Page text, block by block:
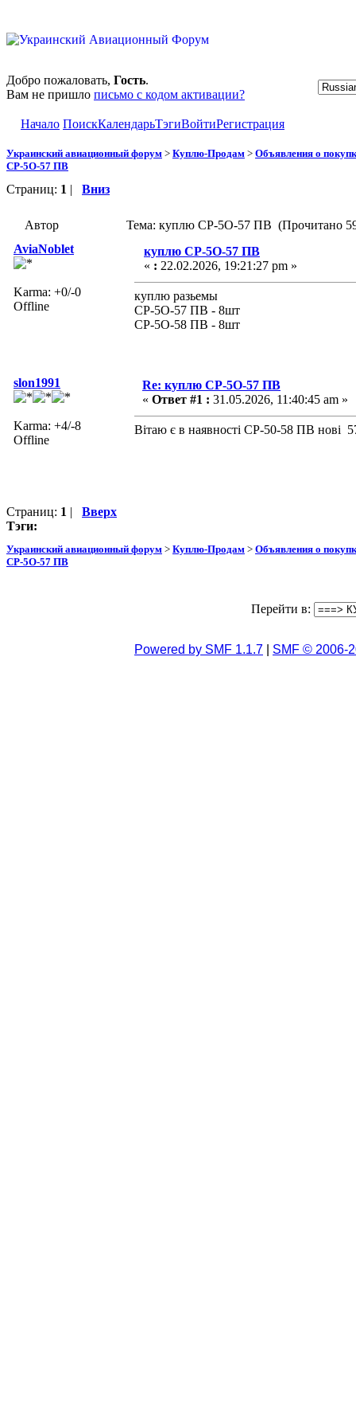
Добро пожаловать, Гость.
Вам не пришло письмо с кодом активации?
Начало ПоискКалендарьТэгиВойтиРегистрация
Украинский авиационный форум > Куплю-Продам > Объявления о
СР-5О-57 ПВ
Страниц: 1 | Вниз
Автор
Тема: куплю СР-5О-57 ПВ (Прочитано
AviaNoblet
Karma: +0/-0
Offline
куплю СР-5О-57 ПВ
« : 22.02.2026, 19:21:27 pm »
куплю разьемы
СР-5О-57 ПВ - 8шт
СР-5О-58 ПВ - 8шт
slon1991
Karma: +4/-8
Offline
Re: куплю СР-5О-57 ПВ
« Ответ #1 : 31.05.2026, 11:40:45 am »
Вітаю є в наявності СР-50-58 ПВ нові
Страниц: 1 | Вверх
Тэги:
Украинский авиационный форум > Куплю-Продам > Объявления о
СР-5О-57 ПВ
Перейти в:
Powered by SMF 1.1.7 SMF © 2006-